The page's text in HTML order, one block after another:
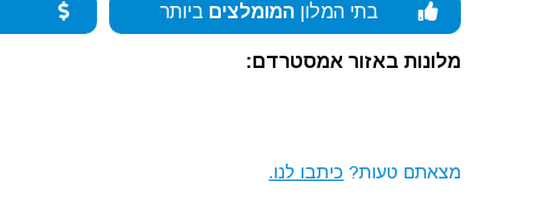
בתי המלון המומלצים ביותר
מלונות באזור אמסטרדם:
מצאתם טעות? כיתבו לנו.